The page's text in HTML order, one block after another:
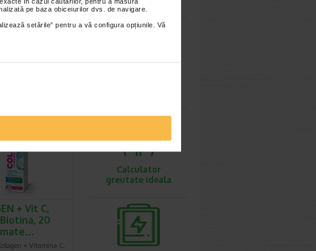
pe baza obiceiurilor dvs. de navigare.
setările” pentru a vă configura opțiunile. Vă
DOCTOR
+ Vit C,
20
+ Vitamina C,
Calculator
greutate ideala